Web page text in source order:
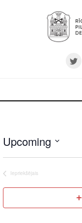
Upcoming
Iepriekšējais